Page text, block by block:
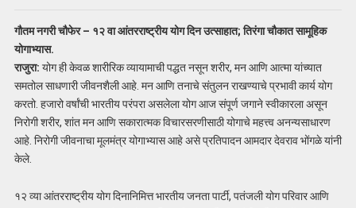
गौतम नगरी चौफेर – १२ वा आंतरराष्ट्रीय योग दिन उत्साहात; तिरंगा चौकात सामूहिक
योगाभ्यास.
राजुरा: योग ही केवळ शारीरिक व्यायामाची पद्धत नसून शरीर, मन आणि आत्मा यांच्यात
समतोल साधणारी जीवनशैली आहे. मन आणि तनाचे संतुलन राखण्याचे प्रभावी कार्य योग
करतो. हजारो वर्षांची भारतीय परंपरा असलेला योग आज संपूर्ण जगाने स्वीकारला असून
निरोगी शरीर, शांत मन आणि सकारात्मक विचारसरणीसाठी योगाचे महत्त्व अनन्यसाधारण
आहे. निरोगी जीवनाचा मूलमंत्र योगाभ्यास आहे असे प्रतिपादन आमदार देवराव भोंगळे यांनी
केले.
१२ व्या आंतरराष्ट्रीय योग दिनानिमित्त भारतीय जनता पार्टी, पतंजली योग परिवार आणि